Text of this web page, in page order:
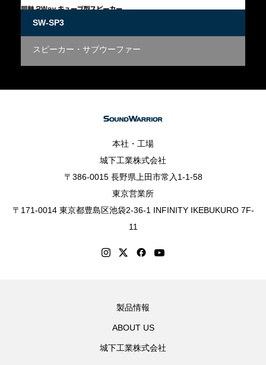
SW-SP3
スピーカー・サブウーファー
本社・工場
城下工業株式会社
〒386-0015 長野県上田市常入1-1-58
東京営業所
〒171-0014 東京都豊島区池袋2-36-1 INFINITY IKEBUKURO 7F-
11
製品情報
ABOUT US
城下工業株式会社